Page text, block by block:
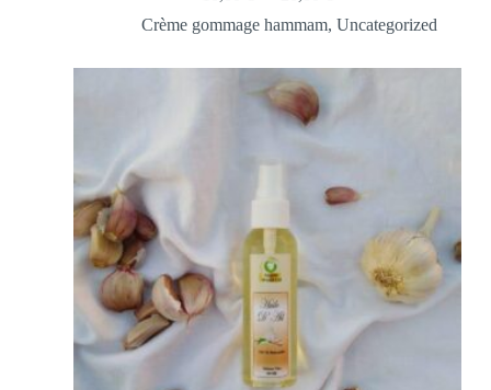
Crème gommage hammam, Uncategorized